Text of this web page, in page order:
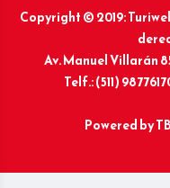
Copyright © 2019:
Av. Manuel Villarán
Telf.: (511)
Powered by